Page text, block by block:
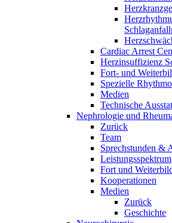
Cardiac Arrest
Herzinsuffizienz
Fort- und
Spezielle
Medien
Technische
Nephrologie und
Zurück
Team
Sprechstunden &
Leistungsspektrum
Fort und
Kooperationen
Medien
Zurück
Geschichte